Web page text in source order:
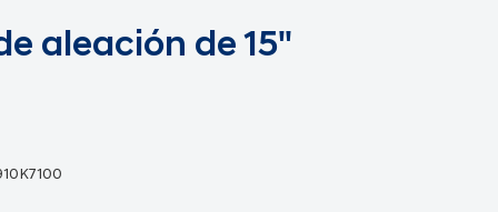
aleación de 15"